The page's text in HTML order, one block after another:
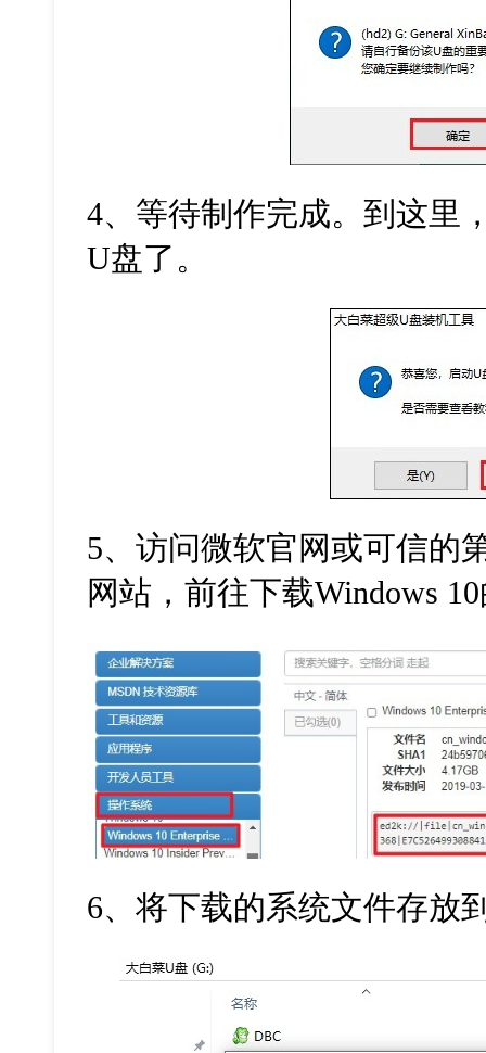
4、等待制作完成。到这里
U盘了。
5、访问微软官网或可信的
网站，前往下载Windows 10
6、将下载的系统文件存放